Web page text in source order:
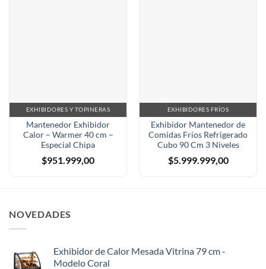
EXHIBIDORES Y TOPINERAS
Mantenedor Exhibidor
Calor – Warmer 40 cm –
Especial Chipa
$951.999,00
EXHIBIDORES FRÍOS
Exhibidor Mantenedor de
Comidas Frios Refrigerado
Cubo 90 Cm 3 Niveles
$5.999.999,00
NOVEDADES
Exhibidor de Calor Mesada Vitrina 79 cm -
Modelo Coral